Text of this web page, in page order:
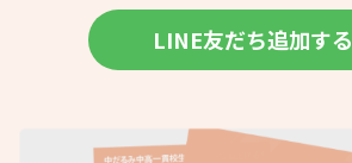
LINE友だち追加する